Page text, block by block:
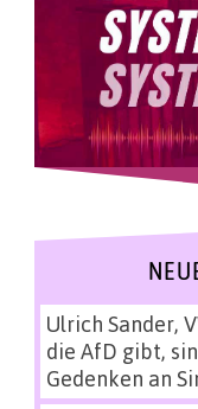
Ulrich Sander,
die AfD gibt,
Gedenken an